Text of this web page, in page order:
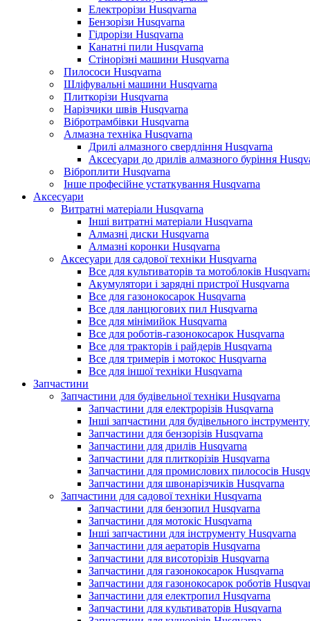
Електрорізи Husqvarna
Бензорізи Husqvarna
Гідрорізи Husqvarna
Канатні пили Husqvarna
Стінорізні машини Husqvarna
Пилососи Husqvarna
Шліфувальні машини Husqvarna
Плиткорізи Husqvarna
Нарізчики швів Husqvarna
Вібротрамбівки Husqvarna
Алмазна техніка Husqvarna
Дрилі алмазного свердління Husqvarna
Аксесуари до дрилів алмазного буріння
Віброплити Husqvarna
Інше професійне устаткування Husqvarna
Аксесуари
Витратні матеріали Husqvarna
Інші витратні матеріали Husqvarna
Алмазні диски Husqvarna
Алмазні коронки Husqvarna
Аксесуари для садової техніки Husqvarna
Все для культиваторів та мотоблоків
Акумулятори і зарядні пристрої Husqvarna
Все для газонокосарок Husqvarna
Все для ланцюгових пил Husqvarna
Все для мінімийок Husqvarna
Все для роботів-газонокосарок Husqvarna
Все для тракторів і райдерів Husqvarna
Все для тримерів і мотокос Husqvarna
Все для іншої техніки Husqvarna
Запчастини
Запчастини для будівельної техніки Husqvarna
Запчастини для електрорізів Husqvarna
Інші запчастини для будівельного
Запчастини для бензорізів Husqvarna
Запчастини для дрилів Husqvarna
Запчастини для плиткорізів Husqvarna
Запчастини для промислових пилососів
Запчастини для швонарізчиків Husqvarna
Запчастини для садової техніки Husqvarna
Запчастини для бензопил Husqvarna
Запчастини для мотокіс Husqvarna
Інші запчастини для інструменту Husqvarna
Запчастини для аераторів Husqvarna
Запчастини для висоторізів Husqvarna
Запчастини для газонокосарок Husqvarna
Запчастини для газонокосарок роботів
Запчастини для електропил Husqvarna
Запчастини для культиваторів Husqvarna